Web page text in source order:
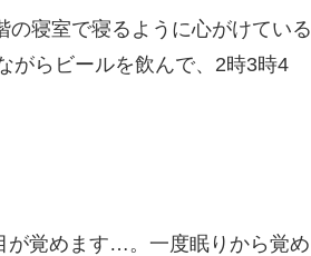
寝室で寝るように心がけている
がらビールを飲んで、2時3時4
が覚めます…。一度眠りから覚め